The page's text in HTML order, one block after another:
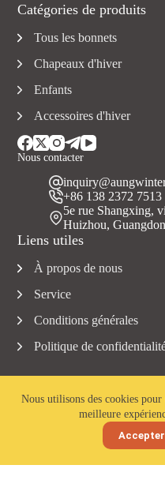
Nous utilisons des cookies
meilleure
Accepter
Nous contacter
+86 138 2372 7513
5e rue Shangxing,
Huizhou,
Liens utiles
À propos de nous
Service
Conditions générales
Politique de
Catégories de produits
Tous les bonnets
Chapeaux d'hiver
Enfants
Accessoires d'hiver
Copyright © 2023